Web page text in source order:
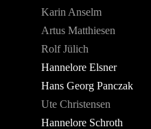
Karin Anselm
Artus Matthiesen
Rolf Jülich
Hannelore Elsner
Hans Georg Panczak
Ute Christensen
Hannelore Schroth